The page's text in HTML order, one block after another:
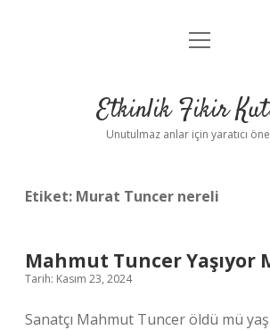
Anasayfa
Yasal Uyarı
menüyü
Etkinlik Fikir
Unutulmaz anlar için yaratıcı
Etiket: Murat Tuncer nereli
Mahmut Tuncer Yaşıyor
Tarih: Kasım 23, 2024
Sanatçı Mahmut Tuncer öldü mü